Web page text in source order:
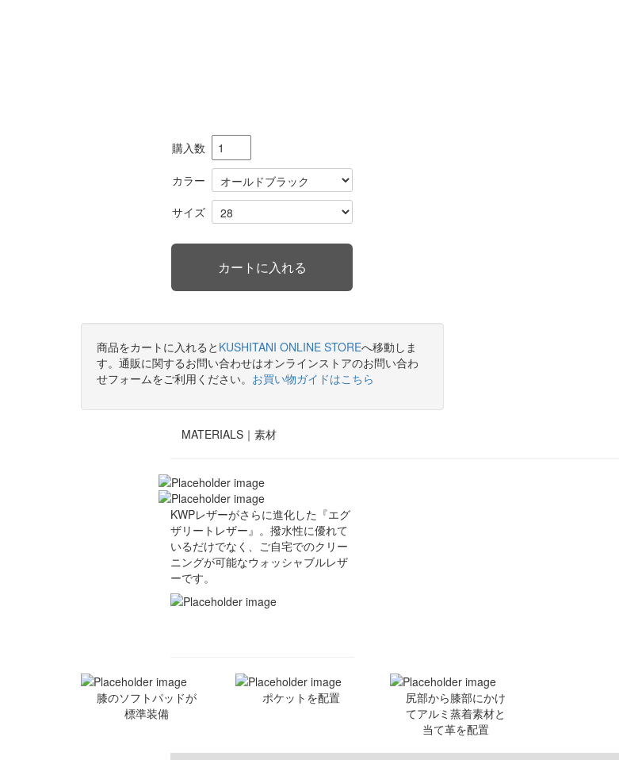
購入数
カラー
サイズ
商品をカートに入れると KUSHITANI ONLINE STOREへ移動しま
す。通販に関するお問い合わせはオンラインストアのお問い合わ
せフォームをご利用ください。 お買い物ガイドはこちら
MATERIALS｜ 素材
KWPレザーがさらに進化した『エグ
ザリートレザー』。撥水性に優れて
いるだけでなく、ご自宅でのクリー
ニングが可能なウォッシャブルレザ
ーです。
膝のソフトパッドが
標準装備
ポケットを配置
尻部から膝部にかけ
てアルミ蒸着素材と
当て革を配置